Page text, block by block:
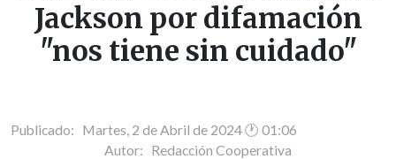
Jackson por difamación
"nos tiene sin cuidado"
Publicado: Martes, 2 de Abril de 2024 🕐 01:06
Autor: Redacción Cooperativa